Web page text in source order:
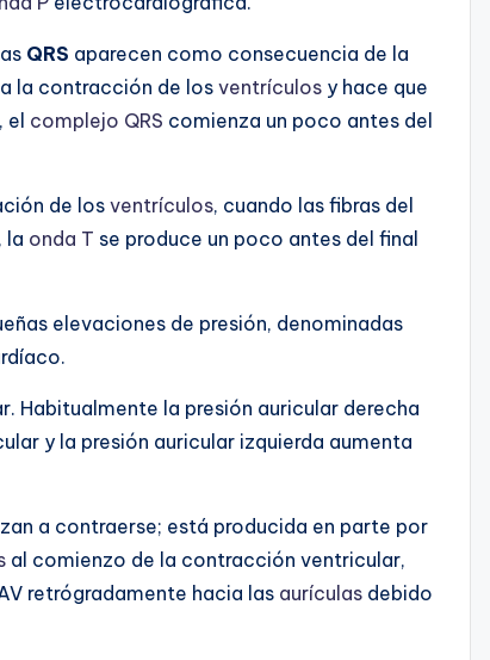
QRS aparecen como consecuencia de la
la contracción de losventrículos y hace que
el complejo QRS comienza un poco antes del
de losventrículos, cuando las fibras del
la onda T se produce un poco antes del final
elevaciones de presión, denominadas
Habitualmente la presión auricular derecha
y la presión auricular izquierda aumenta
a contraerse; está producida en parte por
al comienzo de la contracción ventricular,
retrógradamente hacia las aurículas debido